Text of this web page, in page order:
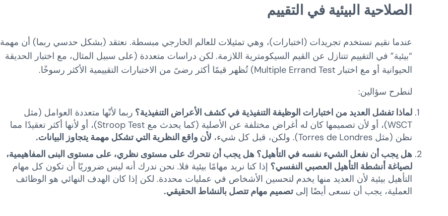
الصلاحية البيئية في التقييم
عندما نقيم نستخدم تجريدات (اختبارات)، وهي تمثيلات للعالم الخارجي مبسطة. نعتقد (بشكل حدسي ربما) أن مهمة
“بيئية” في التقييم تتنازل عن القيم السيكومترية اللازمة. لكن دراسات متعددة (على سبيل المثال، مع اختبار الحديقة
الحيوانية أو مع اختبار Multiple Errand Test) تُظهر قيمًا أكثر رضىً من الاختبارات التقييمية الأكثر رسوخًا.
لنطرح سؤالين:
لماذا تفشل العديد من اختبارات الوظيفة التنفيذية في كشف الأعراض التنفيذية؟ ربما لأنّها متعددة العوامل (مثل
WSCT)، أو لأن تصميمها كان له أغراض مختلفة عن الأصلية (كما يحدث مع Stroop Test)، أو لأنها أكثر تعقيدًا مما
نظن (مثل Torres de Londres). ولكن، قبل كل شيء،
لأن واقع النظرية التي تشكل مهمة يتجاوز البيانات.
هل يجب أن نفعل الشيء نفسه في التأهيل؟ هل يجب أن نتحرك على مستوى نظري، على مستوى البنى المفاهيمية،
لصياغة أنشطة التأهيل العصبي النفسي؟ إذا كنا نريد مهامًا بيئية فلا. نحن ندرك أنه ليس ضروريًا أن تكون كل مهام
التأهيل بيئية لأن العديد منها يخدم لتحسين الأشخاص في عمليات محددة. لكن إذا كان الهدف النهائي هو الوظائف
العملية، يجب أن نسعى أيضًا إلىتصميم مهام تتصل بالنشاط الحقيقي.